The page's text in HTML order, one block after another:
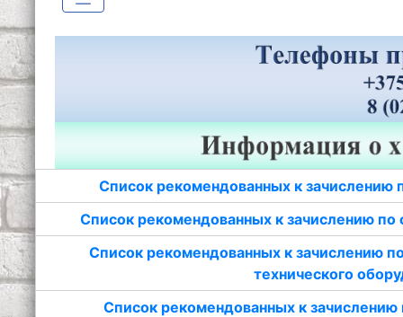
Список рекомендованных к зачислению
Список рекомендованных к зачислению
Список рекомендованных к зачислению
технического
Список рекомендованных к